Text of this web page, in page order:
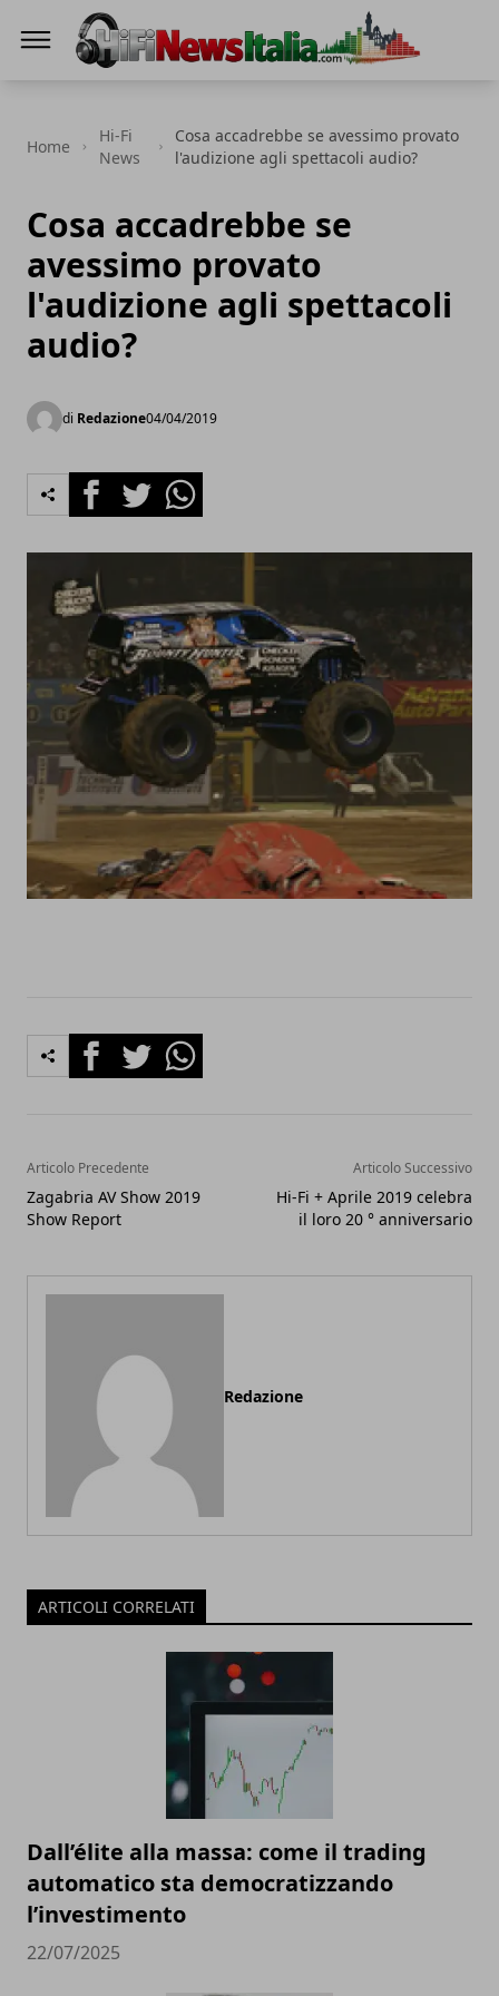
Home
Hi-Fi
News
Cosa accadrebbe se avessimo provato
l'audizione agli spettacoli audio?
Cosa accadrebbe se
avessimo provato
l'audizione agli spettacoli
audio?
di Redazione04/04/2019
FacebookTwitterWhatsapp
FacebookTwitterWhatsapp
Articolo Precedente
Zagabria AV Show 2019
Show Report
Articolo Successivo
Hi-Fi + Aprile 2019 celebra
il loro 20 ° anniversario
Redazione
ARTICOLI CORRELATI
Dall’élite alla massa: come il trading
automatico sta democratizzando
l’investimento
22/07/2025